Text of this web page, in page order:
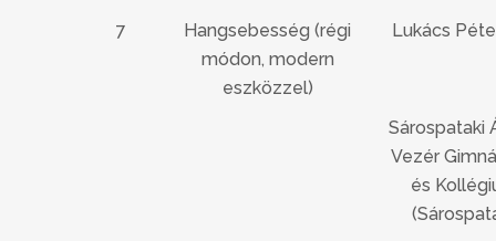
7
Hangsebesség (régi
módon, modern
eszközzel)
Lukács
Sárospataki
Vezér
és